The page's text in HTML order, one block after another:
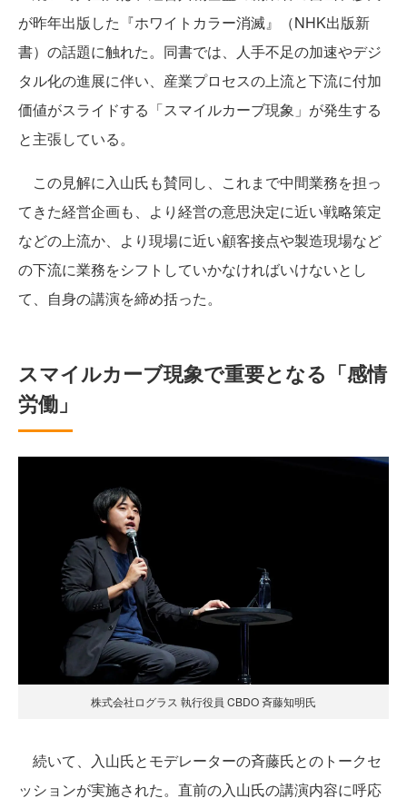
が昨年出版した『ホワイトカラー消滅』（NHK出版新
書）の話題に触れた。同書では、人手不足の加速やデジ
タル化の進展に伴い、産業プロセスの上流と下流に付加
価値がスライドする「スマイルカーブ現象」が発生する
と主張している。
この見解に入山氏も賛同し、これまで中間業務を担っ
てきた経営企画も、より経営の意思決定に近い戦略策定
などの上流か、より現場に近い顧客接点や製造現場など
の下流に業務をシフトしていかなければいけないとし
て、自身の講演を締め括った。
スマイルカーブ現象で重要となる「感情
労働」
株式会社ログラス 執行役員 CBDO 斉藤知明氏
続いて、入山氏とモデレーターの斉藤氏とのトークセ
ッションが実施された。直前の入山氏の講演内容に呼応